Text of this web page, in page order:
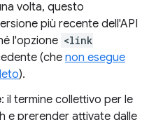
volta, questo
più recente dell'API
l'opzione <link
(che non esegue
).
: il termine collettivo per le
e prerender attivate dalle